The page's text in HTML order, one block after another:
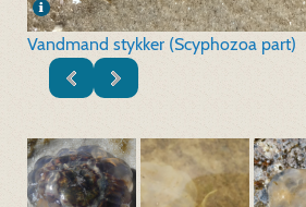
Vandmand stykker (Scyphozoa part)